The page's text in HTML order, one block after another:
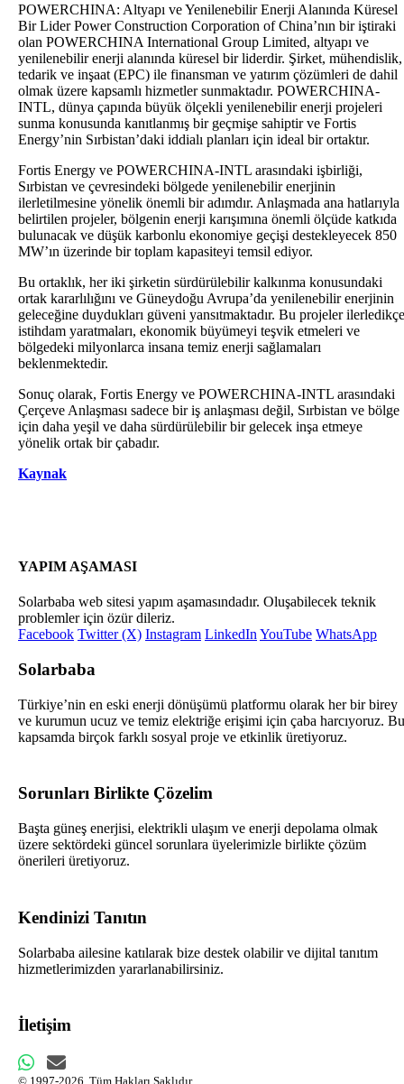
POWERCHINA: Altyapı ve Yenilenebilir Enerji Alanında Küresel
Bir Lider Power Construction Corporation of China’nın bir iştiraki
olan POWERCHINA International Group Limited, altyapı ve
yenilenebilir enerji alanında küresel bir liderdir. Şirket, mühendislik,
tedarik ve inşaat (EPC) ile finansman ve yatırım çözümleri de dahil
olmak üzere kapsamlı hizmetler sunmaktadır. POWERCHINA-
INTL, dünya çapında büyük ölçekli yenilenebilir enerji projeleri
sunma konusunda kanıtlanmış bir geçmişe sahiptir ve Fortis
Energy’nin Sırbistan’daki iddialı planları için ideal bir ortaktır.
Fortis Energy ve POWERCHINA-INTL arasındaki işbirliği,
Sırbistan ve çevresindeki bölgede yenilenebilir enerjinin
ilerletilmesine yönelik önemli bir adımdır. Anlaşmada ana hatlarıyla
belirtilen projeler, bölgenin enerji karışımına önemli ölçüde katkıda
bulunacak ve düşük karbonlu ekonomiye geçişi destekleyecek 850
MW’ın üzerinde bir toplam kapasiteyi temsil ediyor.
Bu ortaklık, her iki şirketin sürdürülebilir kalkınma konusundaki
ortak kararlılığını ve Güneydoğu Avrupa’da yenilenebilir enerjinin
geleceğine duydukları güveni yansıtmaktadır. Bu projeler ilerledikçe
istihdam yaratmaları, ekonomik büyümeyi teşvik etmeleri ve
bölgedeki milyonlarca insana temiz enerji sağlamaları
beklenmektedir.
Sonuç olarak, Fortis Energy ve POWERCHINA-INTL arasındaki
Çerçeve Anlaşması sadece bir iş anlaşması değil, Sırbistan ve bölge
için daha yeşil ve daha sürdürülebilir bir gelecek inşa etmeye
yönelik ortak bir çabadır.
Kaynak
YAPIM AŞAMASI
Solarbaba web sitesi yapım aşamasındadır. Oluşabilecek teknik
problemler için özür dileriz.
Facebook Twitter (X) Instagram LinkedIn YouTube WhatsApp
Solarbaba
Türkiye’nin en eski enerji dönüşümü platformu olarak her bir birey
ve kurumun ucuz ve temiz elektriğe erişimi için çaba harcıyoruz. Bu
kapsamda birçok farklı sosyal proje ve etkinlik üretiyoruz.
Sorunları Birlikte Çözelim
Başta güneş enerjisi, elektrikli ulaşım ve enerji depolama olmak
üzere sektördeki güncel sorunlara üyelerimizle birlikte çözüm
önerileri üretiyoruz.
Kendinizi Tanıtın
Solarbaba ailesine katılarak bize destek olabilir ve dijital tanıtım
hizmetlerimizden yararlanabilirsiniz.
İletişim
© 1997-2026. Tüm Hakları Saklıdır.